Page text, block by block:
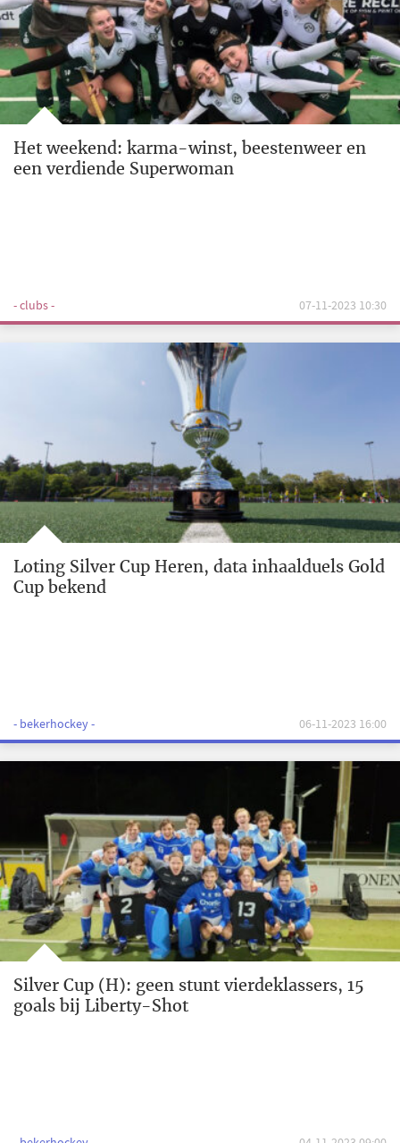
Het weekend: karma-winst, beestenweer en
een verdiende Superwoman
- clubs - 07-11-2023 10:30
Loting Silver Cup Heren, data inhaalduels Gold
Cup bekend
- bekerhockey - 06-11-2023 16:00
Silver Cup (H): geen stunt vierdeklassers, 15
goals bij Liberty-Shot